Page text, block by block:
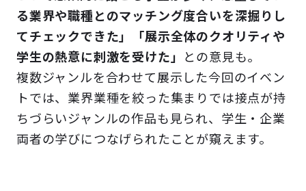
る業界や職種とのマッチング度合いを深掘りし
てチェックできた」「展示全体のクオリティや
学生の熱意に刺激を受けた」
との意見も。
複数ジャンルを合わせて展示した今回のイベン
トでは、業界業種を絞った集まりでは接点が持
ちづらいジャンルの作品も見られ、学生・企業
両者の学びにつなげられたことが窺えます。